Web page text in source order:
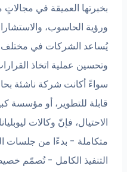
العميقة في مجالاتٍ مثل
الحاسوب، والاستشارات
الشركات في مختلف
عملية اتخاذ القرارات،
أكانت شركة ناشئة بحاجة
للتطوير، أو مؤسسة كبيرة
فإنّ وكالات ليوبليانا
- بدءًا من جلسات
الكامل - تُصمّم خصيصًا